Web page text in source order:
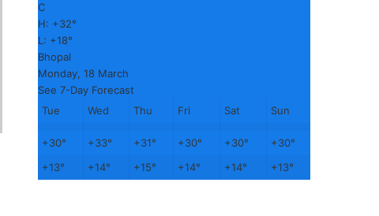
C
H: +32°
L: +18°
Bhopal
Monday, 18 March
See 7-Day Forecast
Tue
Wed Thu Fri Sat Sun
+30° +33° +31° +30° +30° +30°
+13° +14° +15° +14° +14° +13°